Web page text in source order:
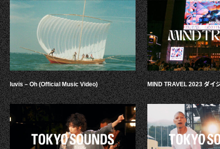
luvis – Oh (Official Music Video) MIND TRAVEL 2023 ダイ